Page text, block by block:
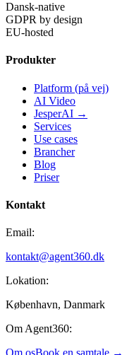
Dansk-native
GDPR by design
EU-hosted
Produkter
Platform (på vej)
AI Video
JesperAI →
Services
Use cases
Brancher
Blog
Priser
Kontakt
Email:
kontakt@agent360.dk
Lokation:
København, Danmark
Om Agent360: